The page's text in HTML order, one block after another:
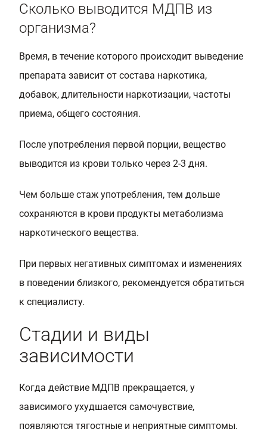
Сколько выводится МДПВ из
организма?
Время, в течение которого происходит выведение
препарата зависит от состава наркотика,
добавок, длительности наркотизации, частоты
приема, общего состояния.
После употребления первой порции, вещество
выводится из крови только через 2-3 дня.
Чем больше стаж употребления, тем дольше
сохраняются в крови продукты метаболизма
наркотического вещества.
При первых негативных симптомах и изменениях
в поведении близкого, рекомендуется обратиться
к специалисту.
Стадии и виды
зависимости
Когда действие МДПВ прекращается, у
зависимого ухудшается самочувствие,
появляются тягостные и неприятные симптомы.